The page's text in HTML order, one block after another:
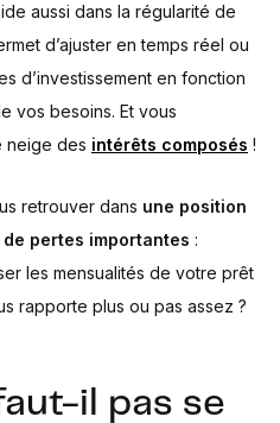
aussi dans la régularité de
d’ajuster en temps réel ou
d’investissement en fonction
vos besoins. Et vous
neige des intérêts composés !
retrouver dans une position
pertes importantes :
les mensualités de votre prêt
rapporte plus ou pas assez ?
il pas se